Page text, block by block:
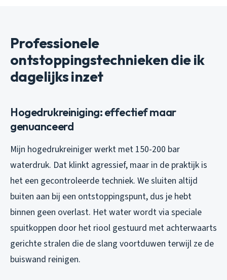
Professionele
ontstoppingstechnieken die ik
dagelijks inzet
Hogedrukreiniging: effectief maar
genuanceerd
Mijn hogedrukreiniger werkt met 150-200 bar
waterdruk. Dat klinkt agressief, maar in de praktijk is
het een gecontroleerde techniek. We sluiten altijd
buiten aan bij een ontstoppingspunt, dus je hebt
binnen geen overlast. Het water wordt via speciale
spuitkoppen door het riool gestuurd met achterwaarts
gerichte stralen die de slang voortduwen terwijl ze de
buiswand reinigen.